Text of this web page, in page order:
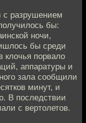
с разрушением
бы:
ночи,
бы среди
клочья порвало
аппаратуры и
зала сообщили
минут, и
В последствии
с вертолетов.